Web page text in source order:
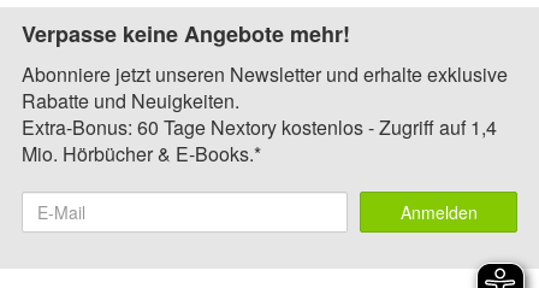
Verpasse keine Angebote mehr!
Abonniere jetzt unseren Newsletter und erhalte exklusive
Rabatte und Neuigkeiten.
Extra-Bonus: 60 Tage Nextory kostenlos - Zugriff auf 1,4
Mio. Hörbücher & E-Books.*
Anmelden